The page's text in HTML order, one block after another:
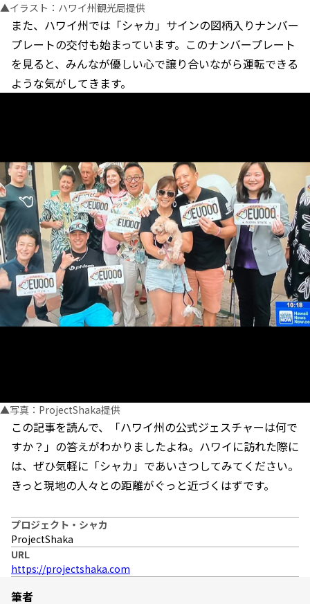
▲イラスト：ハワイ州観光局提供
また、ハワイ州では「シャカ」サインの図柄入りナンバー
プレートの交付も始まっています。このナンバープレート
を見ると、みんなが優しい心で譲り合いながら運転できる
ような気がしてきます。
▲写真：ProjectShaka提供
この記事を読んで、「ハワイ州の公式ジェスチャーは何で
すか？」の答えがわかりましたよね。ハワイに訪れた際に
は、ぜひ気軽に「シャカ」であいさつしてみてください。
きっと現地の人々との距離がぐっと近づくはずです。
プロジェクト・シャカ
ProjectShaka
URL
https://projectshaka.com
筆者